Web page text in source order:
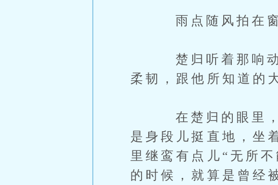
雨点随风拍在窗户
楚归听着那响动,
柔韧，跟他所知道的
在楚归的眼里，继
是身段儿挺直地，坐
里继鸾有点儿“无所
的时候，就算是曾经